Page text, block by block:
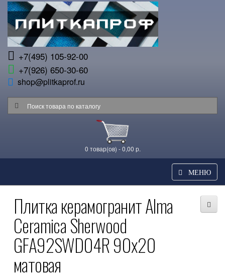
+7(495) 105-92-00
+7(926) 650-30-60
shop@plitkaprof.ru
0 товар(ов) - 0,00 р.
МЕНЮ
Плитка керамогранит Alma
Ceramica Sherwood
GFA92SWD04R 90x20
матовая